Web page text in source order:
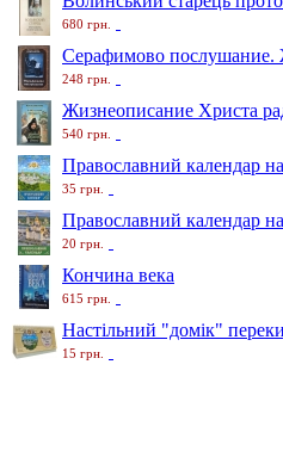
680 грн.
Серафимово
248 грн.
Жизнеописание Христа
540 грн.
Православний календар
35 грн.
Православний календар
20 грн.
Кончина века
615 грн.
Настільний "домік"
15 грн.